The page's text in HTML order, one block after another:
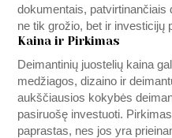
dokumentais, patvirtinančiais
ne tik grožio, bet ir investicijų
Kaina ir Pirkimas
Deimantinių juostelių kaina
medžiagos, dizaino ir
aukščiausios kokybės
pasiruošę investuoti.
paprastas, nes jos yra